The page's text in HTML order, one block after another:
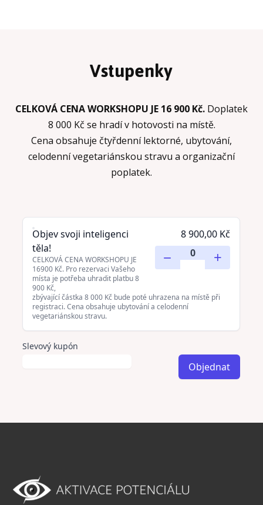
Vstupenky
CELKOVÁ CENA WORKSHOPU JE 16 900 Kč. Doplatek
8 000 Kč se hradí v hotovosti na místě.
Cena obsahuje čtyřdenní lektorné, ubytování,
celodenní vegetariánskou stravu a organizační
poplatek.